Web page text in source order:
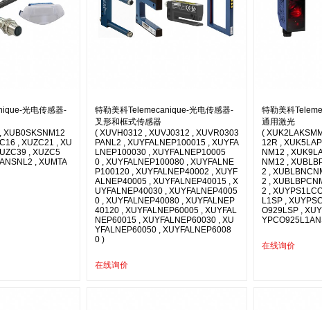
光电传感器-
XUB0SKSNM12
, XUZC21 , XU
, XUZC5
, XUMTA
特勒美科Telemecanique-光电传感器-
叉形和框式传感器
( XUVH0312 , XUVJ0312 , XUVR0303
PANL2 , XUYFALNEP100015 , XUYFA
LNEP100030 , XUYFALNEP10005
0 , XUYFALNEP100080 , XUYFALNE
P100120 , XUYFALNEP40002 , XUYF
ALNEP40005 , XUYFALNEP40015 , X
UYFALNEP40030 , XUYFALNEP4005
0 , XUYFALNEP40080 , XUYFALNEP
40120 , XUYFALNEP60005 , XUYFAL
NEP60015 , XUYFALNEP60030 , XU
YFALNEP60050 , XUYFALNEP6008
0 )
在线询价
特勒美科
通用激光
(
12R ,
NM12 ,
NM12 ,
2 ,
2 ,
2 ,
L1SP ,
O929LSP ,
在线询价